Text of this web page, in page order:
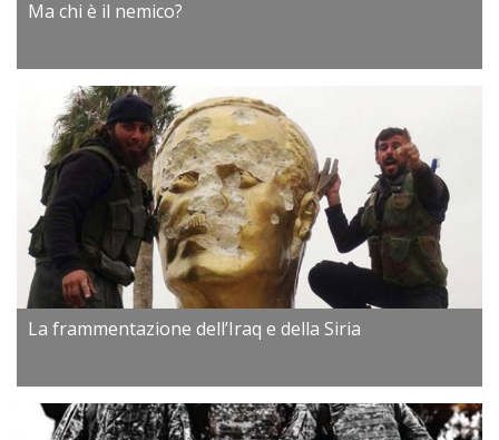
Ma chi è il nemico?
La frammentazione dell’Iraq e della Siria